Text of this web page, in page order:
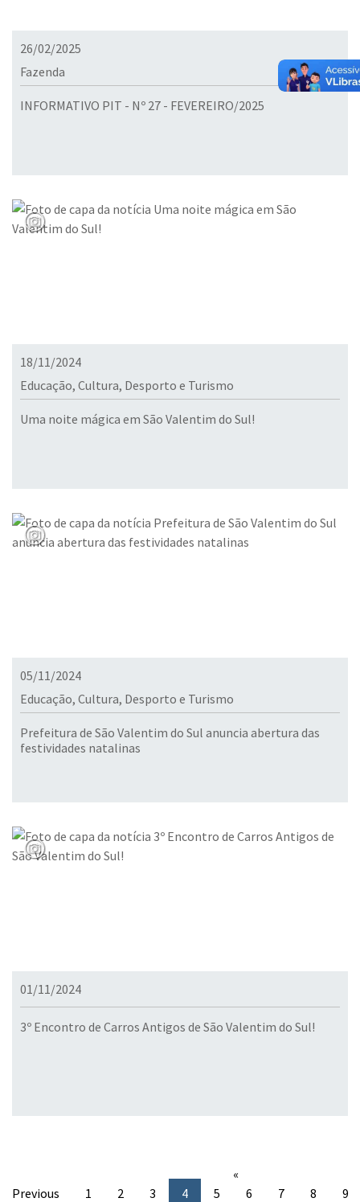
26/02/2025
Fazenda
INFORMATIVO PIT - Nº 27 - FEVEREIRO/2025
18/11/2024
Educação, Cultura, Desporto e Turismo
Uma noite mágica em São Valentim do Sul!
05/11/2024
Educação, Cultura, Desporto e Turismo
Prefeitura de São Valentim do Sul anuncia abertura das
festividades natalinas
01/11/2024
3º Encontro de Carros Antigos de São Valentim do Sul!
«
Previous
1 2 3 4 5 6 7 8
9